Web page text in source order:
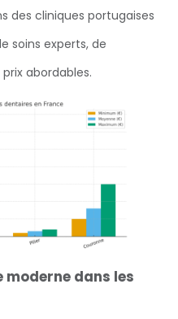
des cliniques portugaises
soins experts, de
abordables.
moderne dans les